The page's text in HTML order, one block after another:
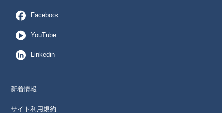
Facebook
YouTube
Linkedin
新着情報
サイト利用規約